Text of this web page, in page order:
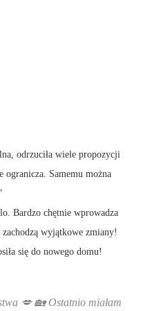
odrzuciła wiele propozycji
Samemu można
Bardzo chętnie wprowadza
wyjątkowe zmiany!
się do nowego domu!
💋 🏡 Ostatnio miałam